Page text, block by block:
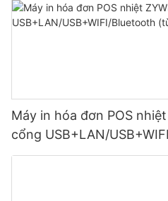
Máy in hóa đơn POS
cổng USB+LAN/
Màu đen